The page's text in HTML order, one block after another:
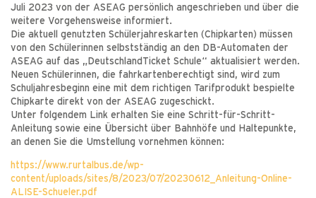
Juli 2023 von der ASEAG persönlich angeschrieben und über die
weitere Vorgehensweise informiert.
Die aktuell genutzten Schülerjahreskarten (Chipkarten) müssen
von den Schülerinnen selbstständig an den DB-Automaten der
ASEAG auf das „DeutschlandTicket Schule“ aktualisiert werden.
Neuen Schülerinnen, die fahrkartenberechtigt sind, wird zum
Schuljahresbeginn eine mit dem richtigen Tarifprodukt bespielte
Chipkarte direkt von der ASEAG zugeschickt.
Unter folgendem Link erhalten Sie eine Schritt-für-Schritt-
Anleitung sowie eine Übersicht über Bahnhöfe und Haltepunkte,
an denen Sie die Umstellung vornehmen können:
https://www.rurtalbus.de/wp-
content/uploads/sites/8/2023/07/20230612_Anleitung-Online-
ALISE-Schueler.pdf